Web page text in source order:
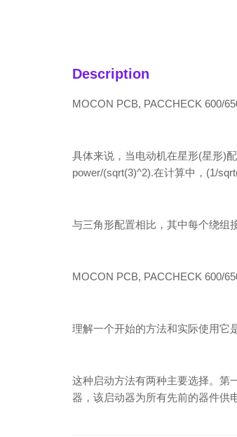
Description
MOCON PCB, PACCHECK 600/
具体来说，当电动机在星形(星形)
power/(sqrt(3)^2).在计算中，(1/
与三角形配置相比，其中每个绕组
MOCON PCB, PACCHECK 600/
理解一个开始的方法和实际使用它
这种启动方法有两种主要选择。第
器，该启动器为所有先前的器件供